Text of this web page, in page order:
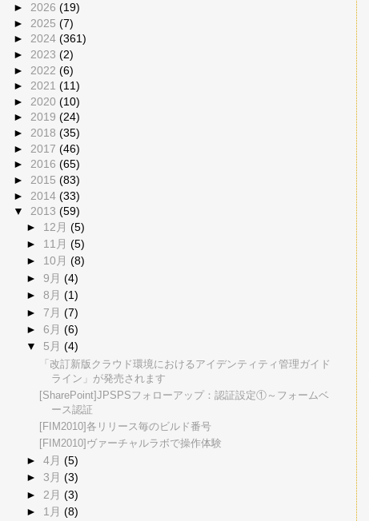
► 2026 (19)
► 2025 (7)
► 2024 (361)
► 2023 (2)
► 2022 (6)
► 2021 (11)
► 2020 (10)
► 2019 (24)
► 2018 (35)
► 2017 (46)
► 2016 (65)
► 2015 (83)
► 2014 (33)
▼ 2013 (59)
► 12月(5)
► 11月(5)
► 10月(8)
►9月(4)
►8月(1)
►7月(7)
►6月(6)
▼ 5月(4)
「改訂新版クラウド環境におけるアイデンティティ管理ガイド
ライン」が発売されます
[SharePoint]JPSPSフォローアップ：認証設定①～フォームベ
ース認証
[FIM2010]各リリース毎のビルド番号
[FIM2010]ヴァーチャルラボで操作体験
►4月(5)
► 3月(3)
► 2月(3)
► 1月(8)